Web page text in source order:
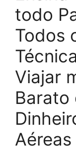
todo
Todos
Viajar
Barato
Aéreas